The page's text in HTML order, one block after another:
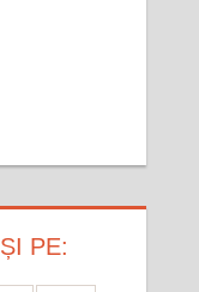
PE: